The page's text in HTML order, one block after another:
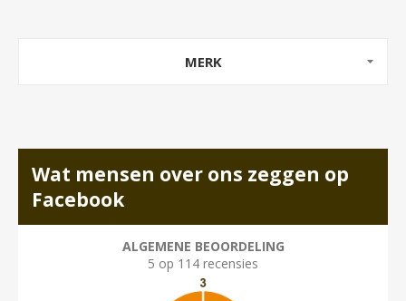
MERK
Wat mensen over ons zeggen op
Facebook
ALGEMENE BEOORDELING
5 op 114 recensies